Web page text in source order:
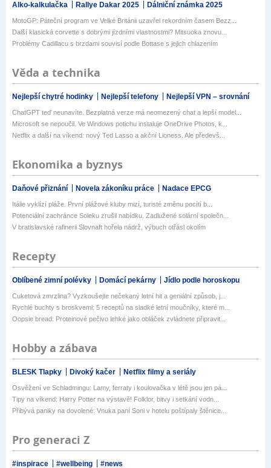
Alko-kalkulačka Rallye Dakar 2025 Dálniční známka 2025
MotoGP: Páteční program ve Velké Británii uzavřel rekordním časem Bezz...
Další klasická corvette s dobrými jízdními vlastnostmi? Mitsuoka znovu...
Problémy Cadillacu s brzdami souvisí podle Bottase s jejich chlazením
Věda a technika
Nejlepší chytré hodinky Nejlepší telefony Nejlepší VPN – srovnání
ChatGPT teď neunavíte. Bezplatná verze má neomezený chat a lepší model...
Microsoft se nepoučil. Ve Windows potichu instaluje OneDrive Photos, k...
Netflix a další na víkend: nový Ted Lasso a akční Lioness. Ale předevš...
Ekonomika a byznys
Daňové přiznání Novela zákoníku práce Nadace EPCG
Itálie vyklízí pláže. První plážové kluby mizí, turisté změnu pocítí b...
Potenciální zachránce Soleku zrušil nabídku. Zadlužené solární společn...
V bratislavské rafinerii Slovnaft hořela nádrž, výbuch otřásl okolím
Recepty
Oblíbené zimní polévky Domácí pekárny Jídlo podle horoskopu
Cuketová zmrzlina? Vyzkoušejte nečekaný letní hit a geniální způsob, j...
Rychlé buchty s broskvemi: 5 receptů na sladké letní moučníky, které m...
Oopsie bread: Proteinové pečivo lehké jako obláček zvládnete připravit...
Hobby a zábava
BLESK Tlapky Divoký kačer Netflix filmy a seriály
Osvěžení ve Schladmingu: Lamy, ferraty i koulovačka v létě jsou jen pá...
Tipy na víkend: Harry Potter na výstavě! Folklor, bitvy i setkání vodn...
Přibývá paniky na dovolené: Vnuka paní Soni v hotelu poštípaly štěnice...
Pro generaci Z
#inspirace #wellbeing #news